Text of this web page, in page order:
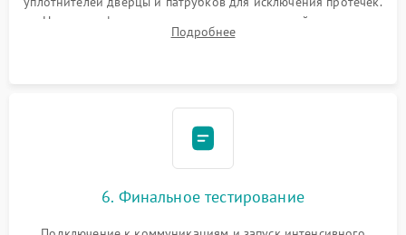
Надежная фиксация хомутов гидравлической системы,
сборка корпуса и установка датчика поплавка.
Подробнее
6. Финальное тестирование